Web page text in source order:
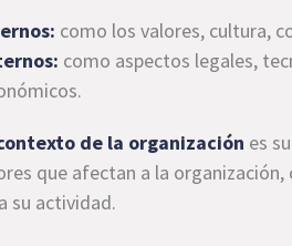
como los valores, cultura,
como aspectos legales,
de la organización es
que afectan a la
su actividad.